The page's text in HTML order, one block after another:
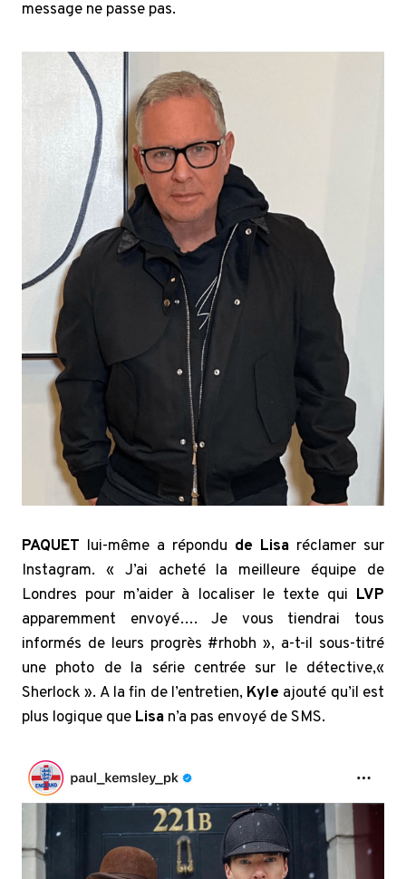
message ne passe pas.
PAQUET lui-même a répondu de Lisa réclamer sur
Instagram. « J’ai acheté la meilleure équipe de
Londres pour m’aider à localiser le texte qui LVP
apparemment envoyé…. Je vous tiendrai tous
informés de leurs progrès #rhobh », a-t-il sous-titré
une photo de la série centrée sur le détective,«
Sherlock ». A la fin de l’entretien, Kyle ajouté qu’il est
plus logique que Lisa n’a pas envoyé de SMS.